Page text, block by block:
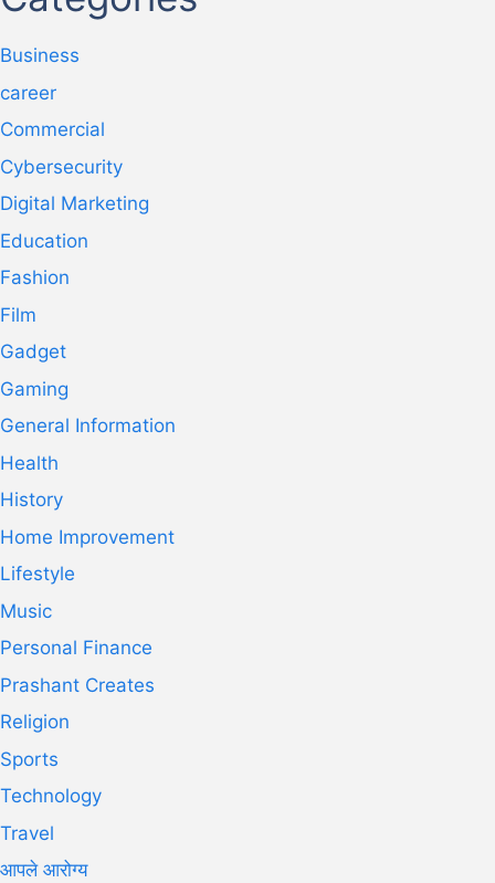
Business
career
Commercial
Cybersecurity
Digital Marketing
Education
Fashion
Film
Gadget
Gaming
General Information
Health
History
Home Improvement
Lifestyle
Music
Personal Finance
Prashant Creates
Religion
Sports
Technology
Travel
आपले आरोग्य